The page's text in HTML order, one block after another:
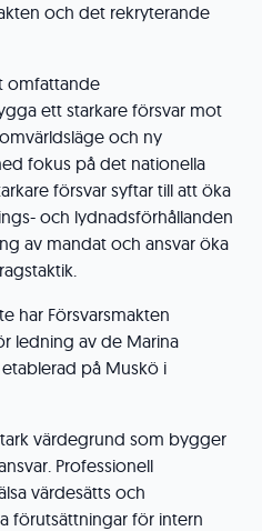
och det rekryterande
omfattande
ett starkare försvar mot
och ny
fokus på det nationella
försvar syftar till att öka
och lydnadsförhållanden
av mandat och ansvar öka
har Försvarsmakten
ledning av de Marina
på Muskö i
värdegrund som bygger
Professionell
värdesätts och
förutsättningar för intern